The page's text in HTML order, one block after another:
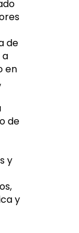
de
a
en
de
y
y